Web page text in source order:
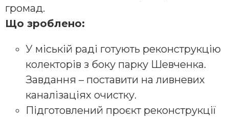
громад.
Що зроблено:
У міській раді готують реконструкцію
колекторів з боку парку Шевченка.
Завдання – поставити на ливневих
каналізаціях очистку.
Підготовлений проєкт реконструкції